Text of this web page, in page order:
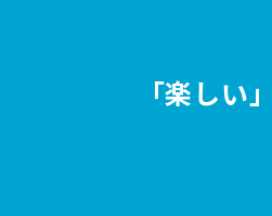
「楽しい